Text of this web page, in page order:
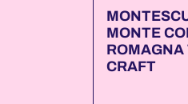
MONTE
ROMAGNA
CRAFT